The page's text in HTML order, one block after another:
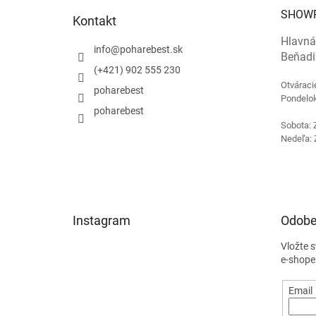
Kontakt
info@poharebest.sk
(+421) 902 555 230
poharebest
poharebest
Sobota:
Nedeľa:
Instagram
Vložte
e-
Email